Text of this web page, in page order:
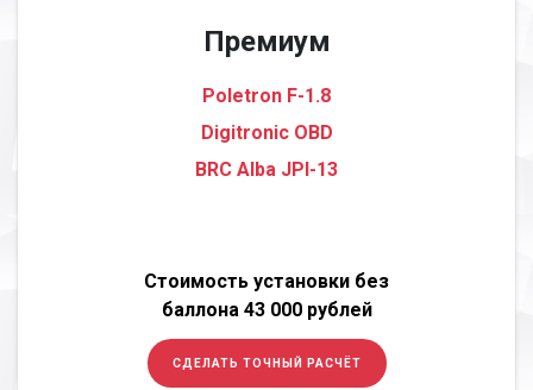
Премиум
Poletron F-1.8
Digitronic OBD
BRC Alba JPI-13
Стоимость установки без
баллона 43 000 рублей
СДЕЛАТЬ ТОЧНЫЙ РАСЧЁТ